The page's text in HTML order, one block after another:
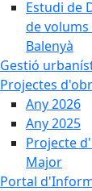
Estudi de
de volums
Balenyà
Gestió
Projectes
Any 2026
Any 2025
Projecte
Major
Portal